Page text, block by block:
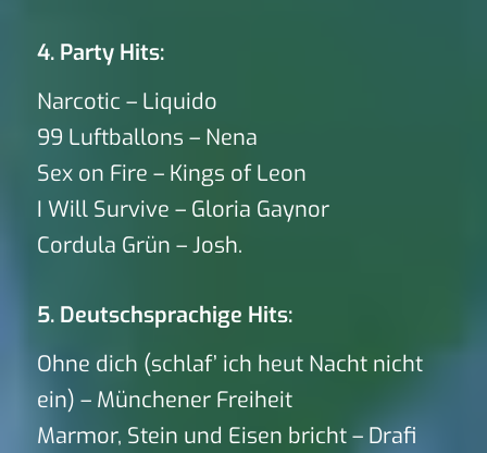
4. Party Hits:
Narcotic – Liquido
99 Luftballons – Nena
Sex on Fire – Kings of Leon
I Will Survive – Gloria Gaynor
Cordula Grün – Josh.
5. Deutschsprachige Hits:
Ohne dich (schlaf’ ich heut Nacht nicht
ein) – Münchener Freiheit
Marmor, Stein und Eisen bricht – Drafi